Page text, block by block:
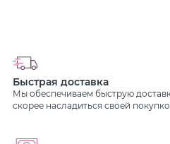
Быстрая доставка
Мы обеспечиваем быструю
скорее насладиться своей